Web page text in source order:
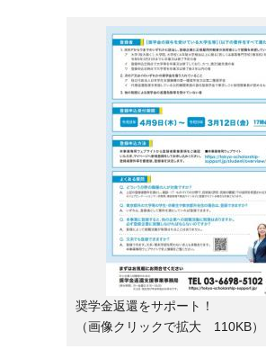
奨学金返還をサポート！
（画像クリックで拡大 110KB）